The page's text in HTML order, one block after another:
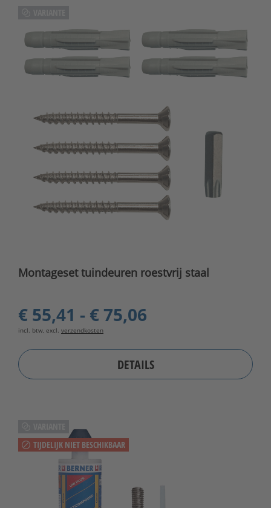
Montageset tuindeuren roestvrij staal
€ 55,41 - € 75,06
incl. btw, excl. verzendkosten
DETAILS
TIJDELIJK NIET BESCHIKBAAR